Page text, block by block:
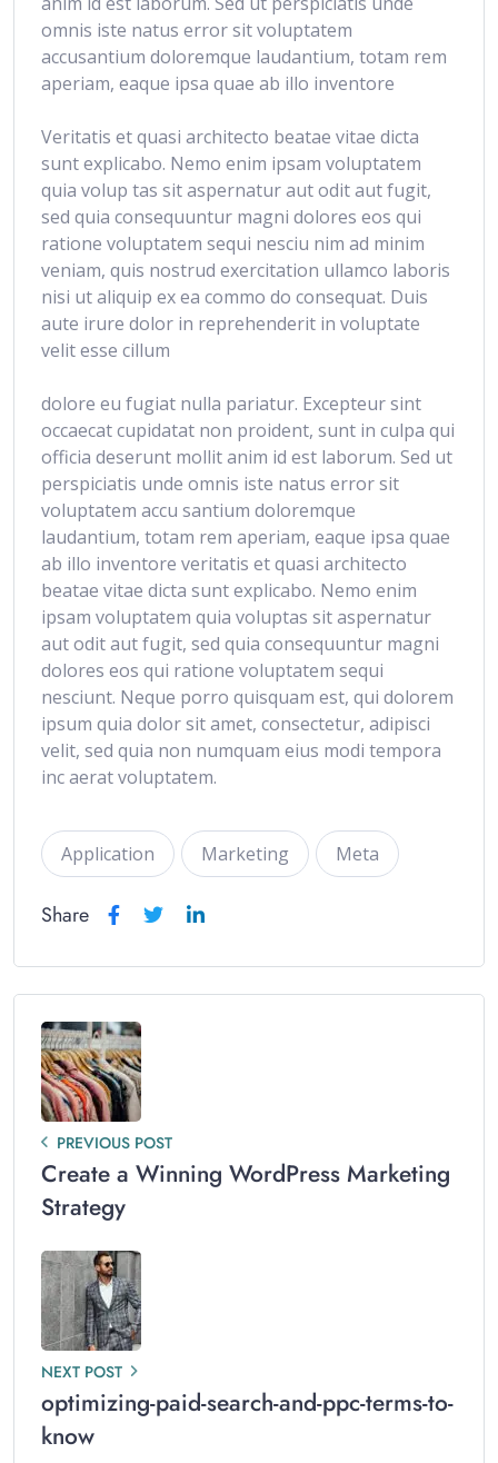
omnis iste natus error sit voluptatem
accusantium doloremque laudantium, totam rem
aperiam, eaque ipsa quae ab illo inventore
Veritatis et quasi architecto beatae vitae dicta
sunt explicabo. Nemo enim ipsam voluptatem
quia volup tas sit aspernatur aut odit aut fugit,
sed quia consequuntur magni dolores eos qui
ratione voluptatem sequi nesciu nim ad minim
veniam, quis nostrud exercitation ullamco laboris
nisi ut aliquip ex ea commo do consequat. Duis
aute irure dolor in reprehenderit in voluptate
velit esse cillum
dolore eu fugiat nulla pariatur. Excepteur sint
occaecat cupidatat non proident, sunt in culpa qui
officia deserunt mollit anim id est laborum. Sed ut
perspiciatis unde omnis iste natus error sit
voluptatem accu santium doloremque
laudantium, totam rem aperiam, eaque ipsa quae
ab illo inventore veritatis et quasi architecto
beatae vitae dicta sunt explicabo. Nemo enim
ipsam voluptatem quia voluptas sit aspernatur
aut odit aut fugit, sed quia consequuntur magni
dolores eos qui ratione voluptatem sequi
nesciunt. Neque porro quisquam est, qui dolorem
ipsum quia dolor sit amet, consectetur, adipisci
velit, sed quia non numquam eius modi tempora
inc aerat voluptatem.
Application Marketing Meta
Share
PREVIOUS POST
Create a Winning WordPress Marketing
Strategy
NEXT POST
optimizing-paid-search-and-ppc-terms-to-
know